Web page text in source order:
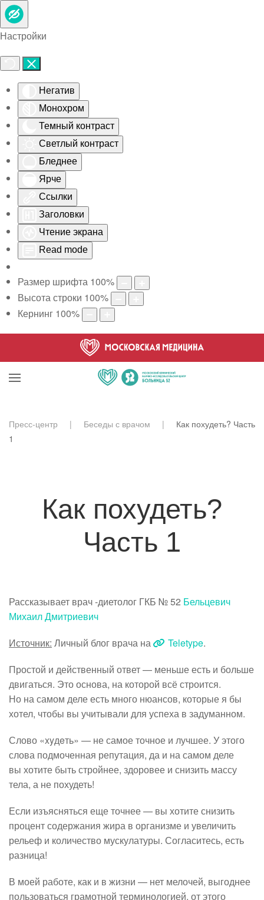
Настройки
Негатив
Монохром
Темный контраст
Светлый контраст
Бледнее
Ярче
Ссылки
Заголовки
Чтение экрана
Read mode
Размер шрифта 100%
Высота строки 100%
Кернинг 100%
Skip to main content
Пресс-центр Беседы с врачом
Как похудеть? Часть
1
Как похудеть?
Часть 1
Рассказывает врач -диетолог ГКБ № 52 Бельцевич
Михаил Дмитриевич
Источник: Личный блог врача на Teletype.
Простой и действенный ответ — меньше есть и больше
двигаться. Это основа, на которой всё строится.
Но на самом деле есть много нюансов, которые я бы
хотел, чтобы вы учитывали для успеха в задуманном.
Слово «xyдeть» — не самое точное и лучшее. У этого
слова подмоченная репутация, да и на самом деле
вы хотите быть стройнее, здоровее и снизить массу
тела, а не похудеть!
Если изъясняться еще точнее — вы хотите снизить
процент содержания жира в организме и увеличить
рельеф и количество мускулатуры. Согласитесь, есть
разница!
В моей работе, как и в жизни — нет мелочей, выгоднее
пользоваться грамотной терминологией, от этого